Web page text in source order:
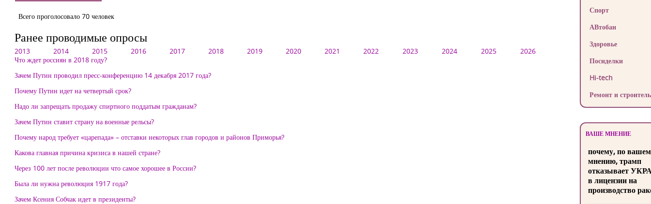
Всего проголосовало 70 человек
Ранее проводимые опросы
2013 2014 2015 2016 2017 2018 2019 2020 2021 2022 2023 2024 2025
2026
Что ждет россиян в 2018 году?
Зачем Путин проводил пресс-конференцию 14 декабря 2017 года?
Почему Путин идет на четвертый срок?
Надо ли запрещать продажу спиртного поддатым гражданам?
Зачем Путин ставит страну на военные рельсы?
Почему народ требует «царепада» – отставки некоторых глав городов и районов Приморья?
Какова главная причина кризиса в нашей стране?
Через 100 лет после революции что самое хорошее в России?
Была ли нужна революция 1917 года?
Зачем Ксения Собчак идет в президенты?
Спорт
АВтобан
Здоровье
Посиделки
Hi-tech
Ремонт и
ВАШЕ МНЕНИЕ
почему, по
мнению, трамп
отказывает
в лицензии на
производство